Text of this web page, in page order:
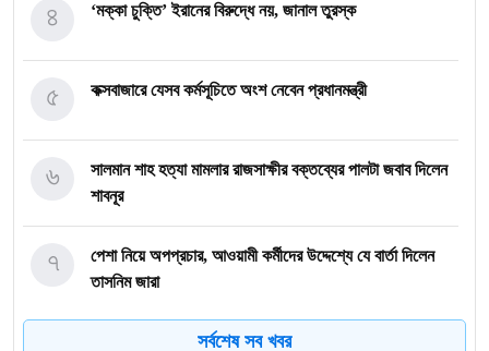
‘মক্কা চুক্তি’ ইরানের বিরুদ্ধে নয়, জানাল তুরস্ক
৪
কক্সবাজারে যেসব কর্মসূচিতে অংশ নেবেন প্রধানমন্ত্রী
৫
সালমান শাহ হত্যা মামলার রাজসাক্ষীর বক্তব্যের পালটা জবাব দিলেন
শাবনূর
৬
পেশা নিয়ে অপপ্রচার, আওয়ামী কর্মীদের উদ্দেশ্যে যে বার্তা দিলেন
তাসনিম জারা
৭
গাজায় ধ্বংসস্তূপ থেকে ১৯ লাশ উদ্ধার, বেশিরভাগ নারী-শিশু
সর্বশেষ সব খবর